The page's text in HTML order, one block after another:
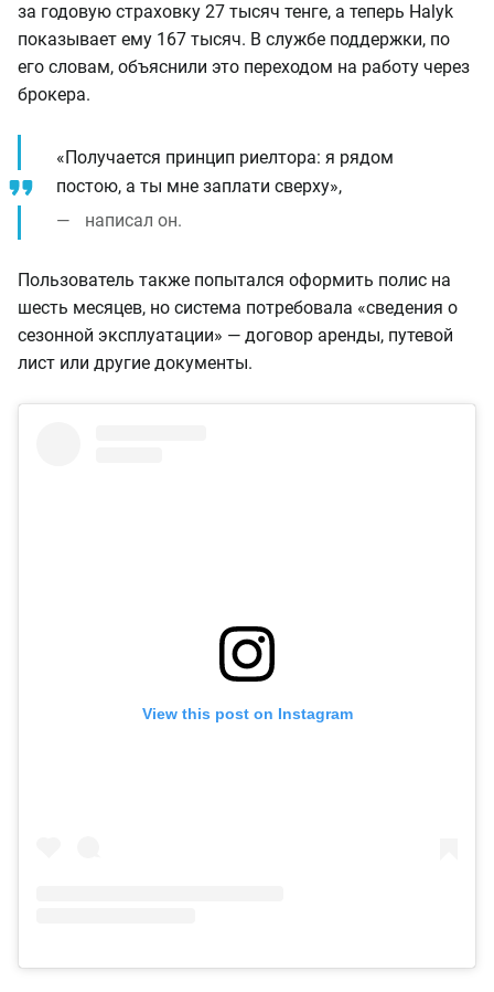
за годовую страховку 27 тысяч тенге, а теперь Halyk
показывает ему 167 тысяч. В службе поддержки, по
его словам, объяснили это переходом на работу через
брокера.
«Получается принцип риелтора: я рядом
постою, а ты мне заплати сверху»,
написал он.
Пользователь также попытался оформить полис на
шесть месяцев, но система потребовала «сведения о
сезонной эксплуатации» — договор аренды, путевой
лист или другие документы.
View this post on Instagram